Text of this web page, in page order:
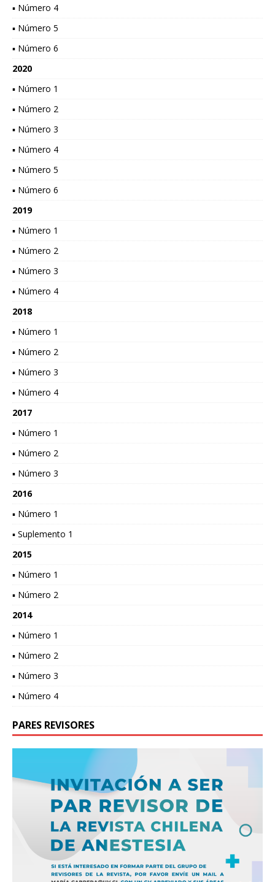
▪ Número 4
▪ Número 5
▪ Número 6
2020
▪ Número 1
▪ Número 2
▪ Número 3
▪ Número 4
▪ Número 5
▪ Número 6
2019
▪ Número 1
▪ Número 2
▪ Número 3
▪ Número 4
2018
▪ Número 1
▪ Número 2
▪ Número 3
▪ Número 4
2017
▪ Número 1
▪ Número 2
▪ Número 3
2016
▪ Número 1
▪ Suplemento 1
2015
▪ Número 1
▪ Número 2
2014
▪ Número 1
▪ Número 2
▪ Número 3
▪ Número 4
PARES REVISORES